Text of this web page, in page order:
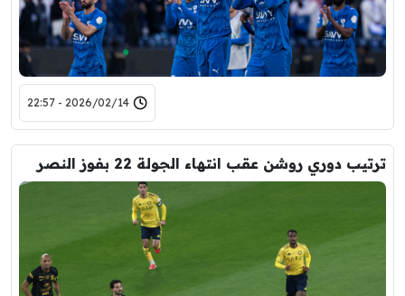
2026/02/14 - 22:57
ترتيب دوري روشن عقب انتهاء الجولة 22 بفوز النصر